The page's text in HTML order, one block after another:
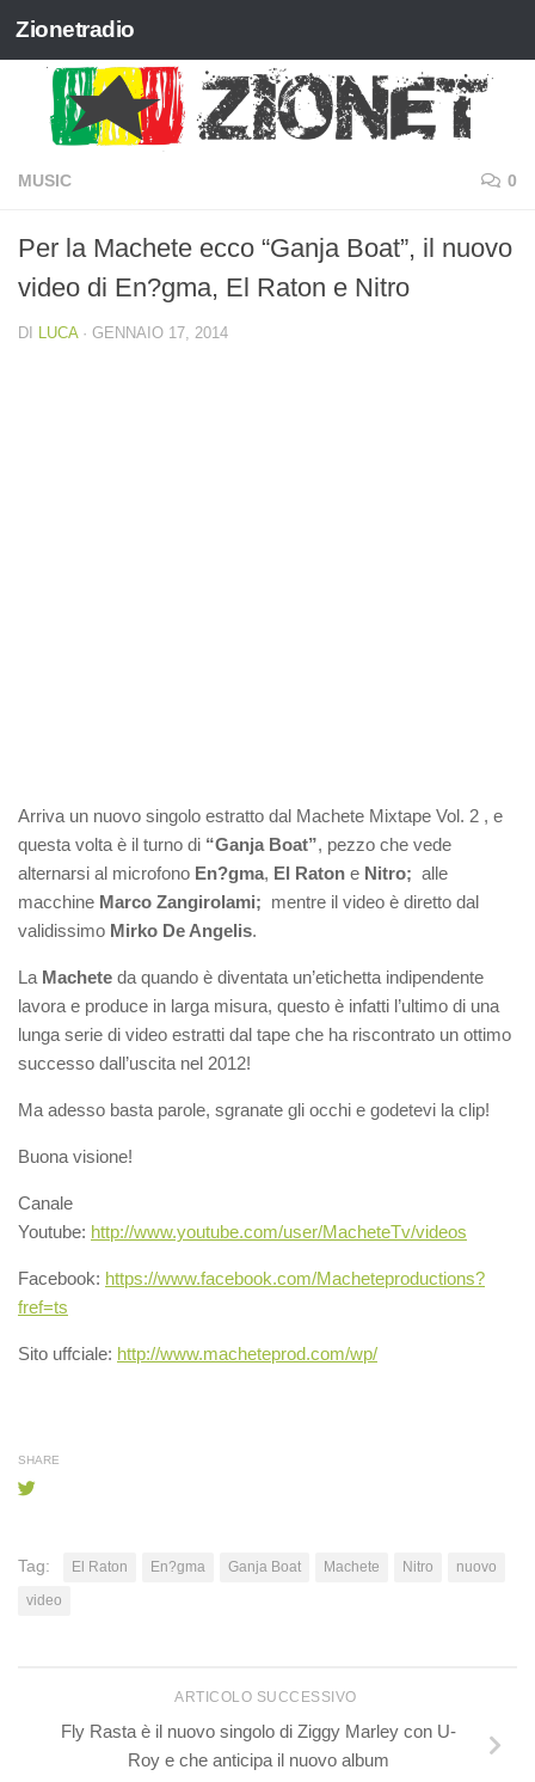
Salta al contenuto
Zionetradio
MUSIC 0
Per la Machete ecco “Ganja Boat”, il nuovo
video di En?gma, El Raton e Nitro
DI LUCA · GENNAIO 17, 2014
Arriva un nuovo singolo estratto dal Machete Mixtape Vol. 2 , e
questa volta è il turno di “Ganja Boat”, pezzo che vede
alternarsi al microfono En?gma, El Raton e Nitro; alle
macchine Marco Zangirolami; mentre il video è diretto dal
validissimo Mirko De Angelis.
La Machete da quando è diventata un’etichetta indipendente
lavora e produce in larga misura, questo è infatti l’ultimo di una
lunga serie di video estratti dal tape che ha riscontrato un ottimo
successo dall’uscita nel 2012!
Ma adesso basta parole, sgranate gli occhi e godetevi la clip!
Buona visione!
Canale
Youtube: http://www.youtube.com/user/MacheteTv/videos
Facebook: https://www.facebook.com/Macheteproductions?
fref=ts
Sito uffciale: http://www.macheteprod.com/wp/
SHARE
Tag: El Raton En?gma Ganja Boat Machete Nitro
nuovo
video
ARTICOLO SUCCESSIVO
Fly Rasta è il nuovo singolo di Ziggy Marley con U-
Roy e che anticipa il nuovo album